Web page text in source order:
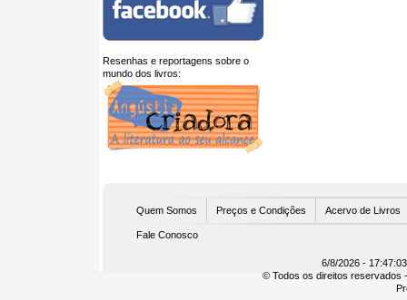
Resenhas e reportagens sobre o
mundo dos livros:
Quem Somos Preços e Condições Acervo de Livros
Fale Conosco
6/8/2026 -
© Todos os direitos reservados